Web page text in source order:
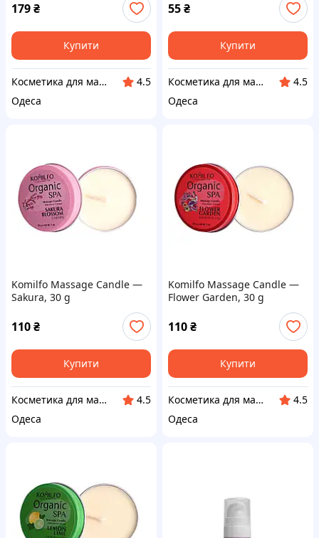
179₴
Купити
Косметика для манікюру і педикюру
4.5
Одеса
55₴
Купити
Косметика для манікюру і педикюру
4.5
Одеса
Komilfo Massage Candle —
Sakura, 30 g
110₴
Купити
Косметика для манікюру і педикюру
4.5
Одеса
Komilfo Massage Candle —
Flower Garden, 30 g
110₴
Купити
Косметика для манікюру і педикюру
4.5
Одеса